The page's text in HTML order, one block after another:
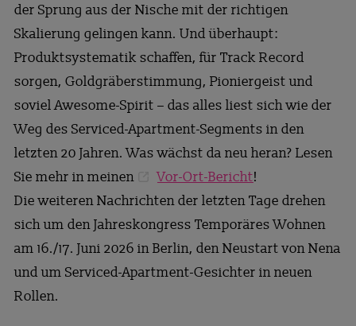
der Sprung aus der Nische mit der richtigen
Skalierung gelingen kann. Und überhaupt:
Produktsystematik schaffen, für Track Record
sorgen, Goldgräberstimmung, Pioniergeist und
soviel Awesome-Spirit – das alles liest sich wie der
Weg des Serviced-Apartment-Segments in den
letzten 20 Jahren. Was wächst da neu heran? Lesen
Sie mehr in meinen
Vor-Ort-Bericht!
Die weiteren Nachrichten der letzten Tage drehen
sich um den Jahreskongress Temporäres Wohnen
am 16./17. Juni 2026 in Berlin, den Neustart von Nena
und um Serviced-Apartment-Gesichter in neuen
Rollen.